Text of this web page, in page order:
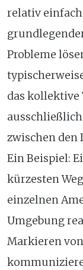
relativ
Probleme
das
zwischen den
Ein Beispiel:
kürzesten
einzelnen
Umgebung
Markieren